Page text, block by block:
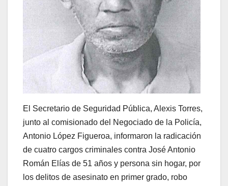
El Secretario de Seguridad Pública, Alexis Torres,
junto al comisionado del Negociado de la Policía,
Antonio López Figueroa, informaron la radicación
de cuatro cargos criminales contra José Antonio
Román Elías de 51 años y persona sin hogar, por
los delitos de asesinato en primer grado, robo